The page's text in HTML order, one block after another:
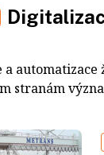
a
stranám